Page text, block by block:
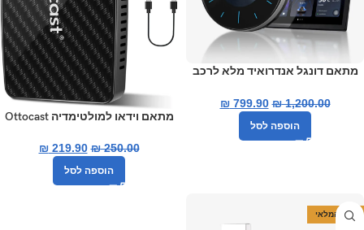
מתאם דונגל אנדרואיד מלא לרכב
₪1,200.00
₪799.90
הוספה לסל
מתאם וידאו למולטימדיה Ottocast
₪250.00
₪219.90
הוספה לסל
אזל המלאי